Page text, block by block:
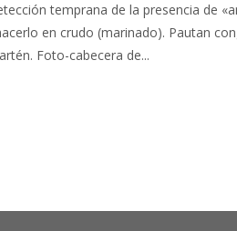
temprana de la presencia de
en crudo (marinado). Pautan
Foto-cabecera de...